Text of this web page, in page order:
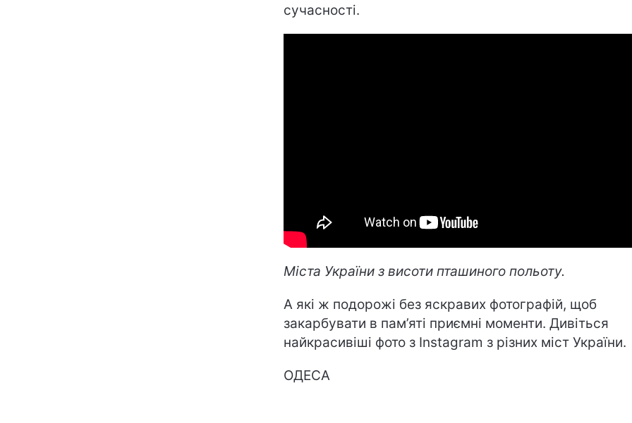
сучасності.
Міста України з висоти пташиного польоту.
А які ж подорожі без яскравих фотографій, щоб
закарбувати в пам’яті приємні моменти. Дивіться
найкрасивіші фото з Instagram з різних міст України.
ОДЕСА